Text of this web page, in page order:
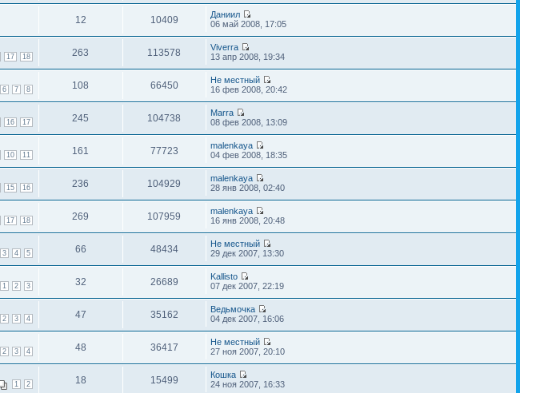
12 10409
Даниил
06 май 2008, 17:05
17 18 263 113578
Viverra
13 апр 2008, 19:34
6 7 8 108 66450
Не местный
16 фев 2008, 20:42
16 17 245 104738
Marra
08 фев 2008, 13:09
10 11 161 77723
malenkaya
04 фев 2008, 18:35
15 16 236 104929
malenkaya
28 янв 2008, 02:40
17 18 269 107959
malenkaya
16 янв 2008, 20:48
3 4 5 66 48434
Не местный
29 дек 2007, 13:30
1 2 3 32 26689
Kallisto
07 дек 2007, 22:19
2 3 4 47 35162
Ведьмочка
04 дек 2007, 16:06
2 3 4 48 36417
Не местный
27 ноя 2007, 20:10
1 2 18 15499
Кошка
24 ноя 2007, 16:33